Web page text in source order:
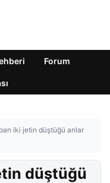
Forum
iki jetin düştüğü anlar
düştüğü